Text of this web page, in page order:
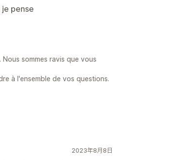
pense
sommes ravis que vous
à l'ensemble de vos questions.
2023年8月8日